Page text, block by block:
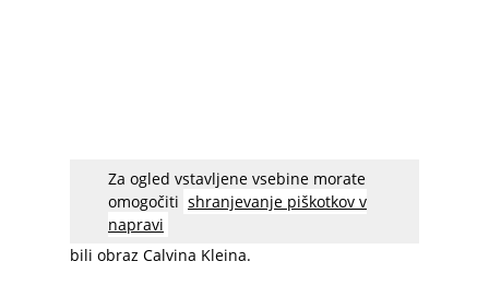
Za ogled vstavljene vsebine morate
omogočiti shranjevanje piškotkov v
napravi
Bieber se je tako pridružil slavnim kot so Mark
Whalberg, Brooke Shields, Christy Turlington in
še številnim drugim znanim osebnostim, ki so
bili obraz Calvina Kleina.